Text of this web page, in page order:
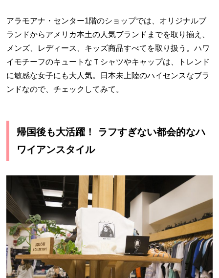
アラモアナ・センター1階のショップでは、オリジナルブ
ランドからアメリカ本土の人気ブランドまでを取り揃え、
メンズ、レディース、キッズ商品すべてを取り扱う。ハワ
イモチーフのキュートなＴシャツやキャップは、トレンド
に敏感な女子にも大人気。日本未上陸のハイセンスなブラ
ンドなので、チェックしてみて。
帰国後も大活躍！ ラフすぎない都会的なハ
ワイアンスタイル